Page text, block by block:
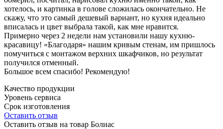
хотелось, и картинка в голове сложилась окончательно. Не
скажу, что это самый дешевый вариант, но кухня идеально
вписалась и цвет выбрала такой, как мне нравится.
Примерно через 2 недели нам установили нашу кухню-
красавицу! «Благодаря» нашим кривым стенам, им пришлось
помучиться с монтажом верхних шкафчиков, но результат
получился отменный.
Большое всем спасибо! Рекомендую!
Качество продукции
Уровень сервиса
Срок изготовления
Оставить отзыв
Оставить отзыв на товар Болиас